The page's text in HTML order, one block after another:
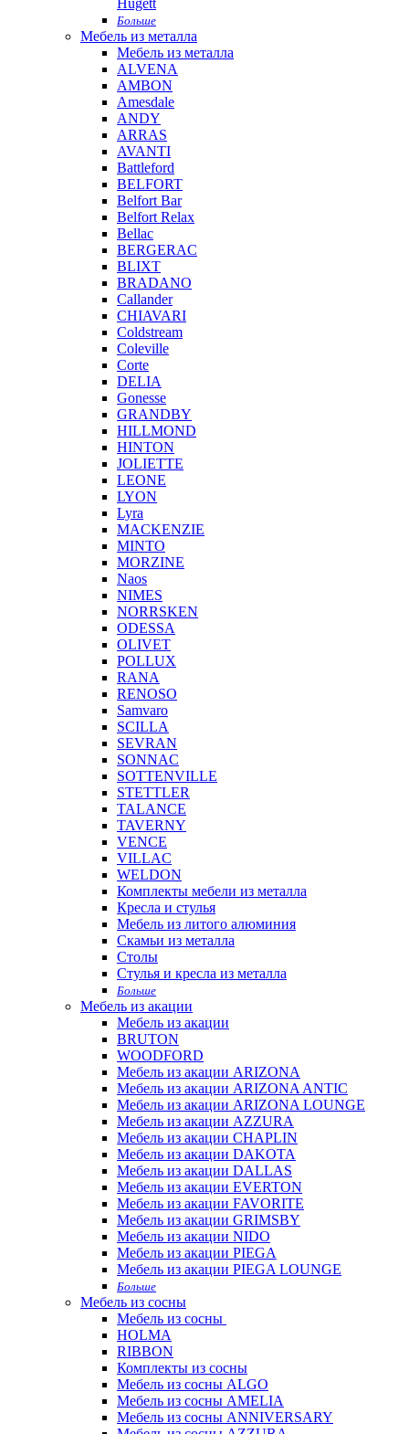
Hugett
Больше
Мебель из металла
Мебель из металла
ALVENA
AMBON
Amesdale
ANDY
ARRAS
AVANTI
Battleford
BELFORT
Belfort Bar
Belfort Relax
Bellac
BERGERAC
BLIXT
BRADANO
Callander
CHIAVARI
Coldstream
Coleville
Corte
DELIA
Gonesse
GRANDBY
HILLMOND
HINTON
JOLIETTE
LEONE
LYON
Lyra
MACKENZIE
MINTO
MORZINE
Naos
NIMES
NORRSKEN
ODESSA
OLIVET
POLLUX
RANA
RENOSO
Samvaro
SCILLA
SEVRAN
SONNAC
SOTTENVILLE
STETTLER
TALANCE
TAVERNY
VENCE
VILLAC
WELDON
Комплекты мебели из металла
Кресла и стулья
Мебель из литого алюминия
Скамьи из металла
Столы
Стулья и кресла из металла
Больше
Мебель из акации
Мебель из акации
BRUTON
WOODFORD
Мебель из акации ARIZONA
Мебель из акации ARIZONA ANTIC
Мебель из акации ARIZONA LOUNGE
Мебель из акации AZZURA
Мебель из акации CHAPLIN
Мебель из акации DAKOTA
Мебель из акации DALLAS
Мебель из акации EVERTON
Мебель из акации FAVORITE
Мебель из акации GRIMSBY
Мебель из акации NIDO
Мебель из акации PIEGA
Мебель из акации PIEGA LOUNGE
Больше
Мебель из сосны
Мебель из сосны
HOLMA
RIBBON
Комплекты из сосны
Мебель из сосны ALGO
Мебель из сосны AMELIA
Мебель из сосны ANNIVERSARY